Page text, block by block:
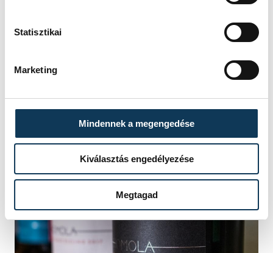
Statisztikai
Marketing
Mindennek a megengedése
Kiválasztás engedélyezése
Megtagad
mondhatnánk, hogy stílust. Ebben többek
közt az is szerepel, hogy a csopaki borok
alkoholtartalma nem lehet több 12,5%-nál,
szakítva azzal a berögződéssel, hogy a jó
borokhoz magas alkohol is társul.